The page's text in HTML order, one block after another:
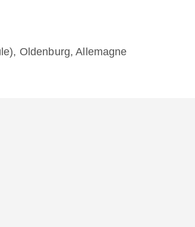
Oldenburg, Allemagne